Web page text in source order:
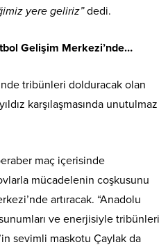
yere geliriz”dedi.
Gelişim Merkezi’nde…
tribünleri dolduracak olan
karşılaşmasında unutulmaz
maç içerisinde
mücadelenin coşkusunu
artıracak. “Anadolu
ve enerjisiyle tribünleri
sevimli maskotu Çaylak da